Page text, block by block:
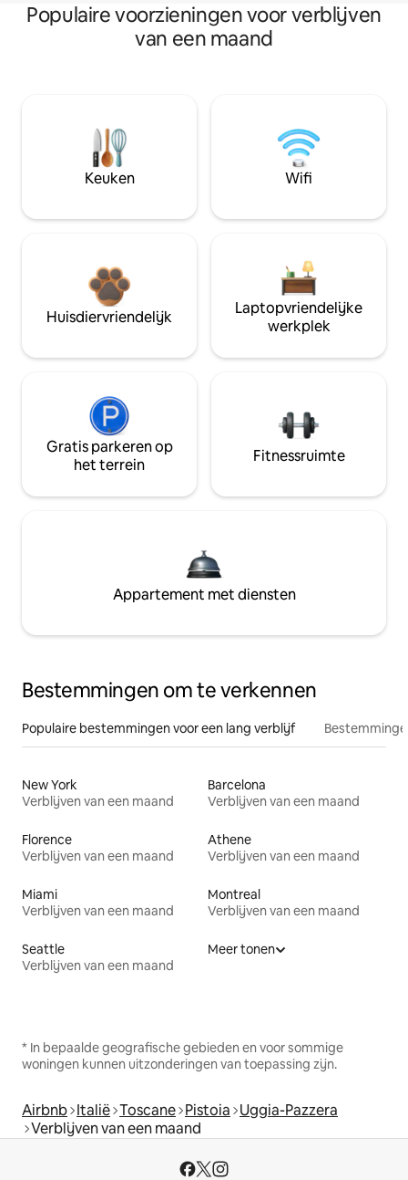
Populaire voorzieningen voor verblijven
van een maand
Keuken Wifi
Huisdiervriendelijk
Laptopvriendelijke
werkplek
Gratis parkeren op
het terrein
Fitnessruimte
Appartement met diensten
Bestemmingen om te verkennen
Populaire bestemmingen voor een lang verblijf
New York
Verblijven van een maand
Barcelona
Verblijven van een maand
Florence
Verblijven van een maand
Athene
Verblijven van een maand
Miami
Verblijven van een maand
Montreal
Verblijven van een maand
Seattle
Verblijven van een maand
Meer tonen
* In bepaalde geografische gebieden en voor sommige
woningen kunnen uitzonderingen van toepassing zijn.
Airbnb Italië Toscane Pistoia Uggia-Pazzera
Verblijven van een maand